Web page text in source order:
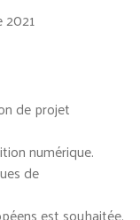
de projet
numérique.
de